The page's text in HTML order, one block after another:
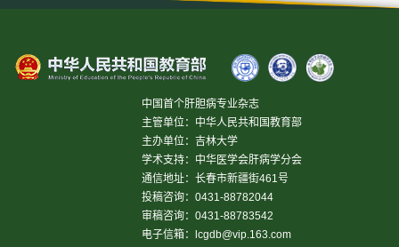
中国首个肝胆病专业杂志
主管单位：中华人民共和国教育部
主办单位：吉林大学
学术支持：中华医学会肝病学分会
通信地址：长春市新疆街461号
投稿咨询：0431-88782044
审稿咨询：0431-88783542
电子信箱：
lcgdb@vip.163.com